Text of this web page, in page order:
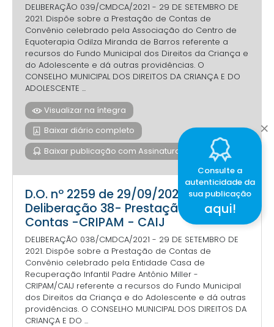
DELIBERAÇÃO 039/CMDCA/2021 - 29 DE SETEMBRO DE
2021. Dispõe sobre a Prestação de Contas de
Convênio celebrado pela Associação do Centro de
Equoterapia Odilza Miranda de Barros referente a
recursos do Fundo Municipal dos Direitos da Criança e
do Adolescente e dá outras providências. O
CONSELHO MUNICIPAL DOS DIREITOS DA CRIANÇA E DO
ADOLESCENTE ...
Visualizar na íntegra
Baixar diário completo
Baixar publicação com Assinatura Digital
D.O. nº 2259 de 29/09/2021 -
Deliberação 38- Prestação de
Contas -CRIPAM - CAIJ
DELIBERAÇÃO 038/CMDCA/2021 - 29 DE SETEMBRO DE
2021. Dispõe sobre a Prestação de Contas de
Convênio celebrado pela Entidade Casa de
Recuperação Infantil Padre Antônio Miller -
CRIPAM/CAIJ referente a recursos do Fundo Municipal
dos Direitos da Criança e do Adolescente e dá outras
providências. O CONSELHO MUNICIPAL DOS DIREITOS DA
CRIANÇA E DO ...
Consulte a
autenticidade da
sua publicação
aqui!